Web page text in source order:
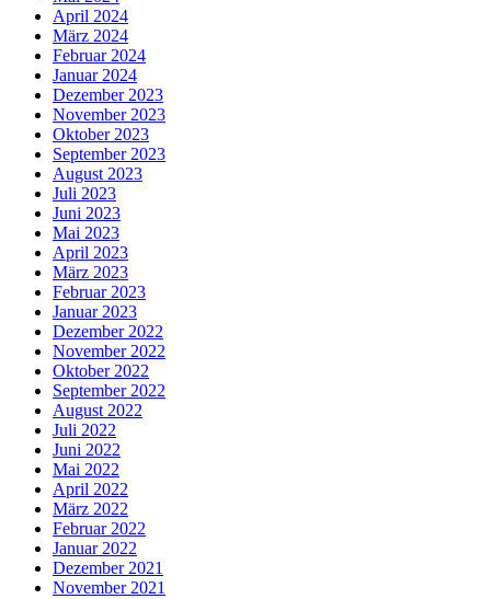
April 2024
März 2024
Februar 2024
Januar 2024
Dezember 2023
November 2023
Oktober 2023
September 2023
August 2023
Juli 2023
Juni 2023
Mai 2023
April 2023
März 2023
Februar 2023
Januar 2023
Dezember 2022
November 2022
Oktober 2022
September 2022
August 2022
Juli 2022
Juni 2022
Mai 2022
April 2022
März 2022
Februar 2022
Januar 2022
Dezember 2021
November 2021